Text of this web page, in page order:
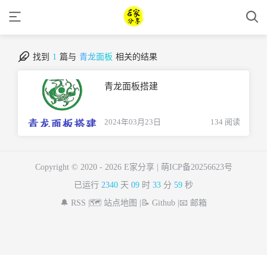
找到 1 篇与 青龙面板 相关的结果
青龙面板搭建
2024年03月23日 134 阅读
Copyright © 2020 - 2026 E家分享 | 萌ICP备20256623号
已运行 2340 天 09 时 33 分 59 秒
🔔 RSS | 🗺️ 站点地图 | 📝 Github | 📧 邮箱